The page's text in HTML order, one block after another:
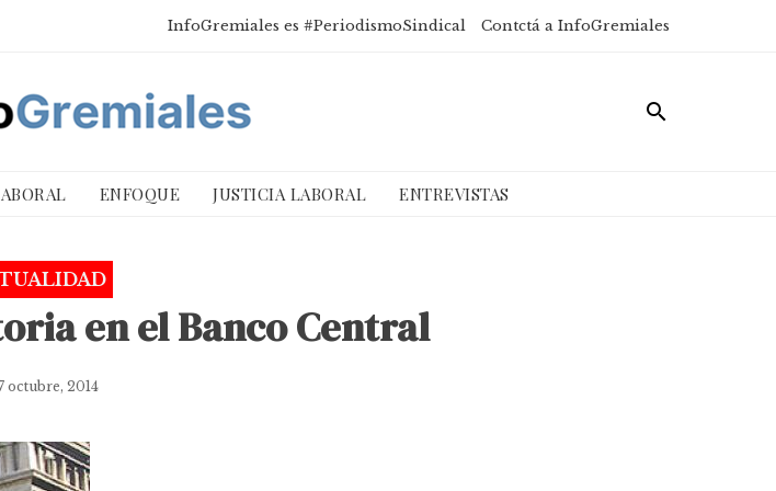
InfoGremiales es #PeriodismoSindical Contctá a InfoGremiales
ENFOQUE JUSTICIA LABORAL ENTREVISTAS
en el Banco Central
octubre, 2014